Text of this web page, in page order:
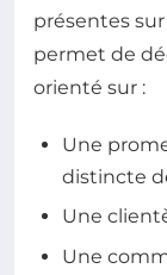
présentes
permet de
orienté sur :
Une
distincte
Une
Une